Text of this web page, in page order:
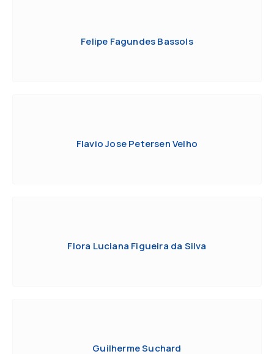
Felipe Fagundes Bassols
Flavio Jose Petersen Velho
Flora Luciana Figueira da Silva
Guilherme Suchard